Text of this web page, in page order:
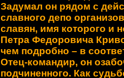
Задумал он рядом с
славного депо
славян, имя которого и
Петра Федоровича
чем подробно – в
Отец-командир, он
подчиненного. Как